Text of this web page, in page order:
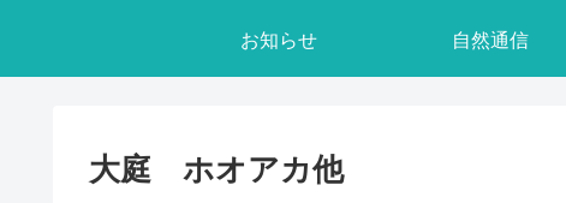
お知らせ 自然通信
大庭 ホオアカ他